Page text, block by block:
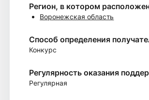
Регион, в котором
Воронежская область
Способ определения
Конкурс
Регулярность оказания
Регулярная